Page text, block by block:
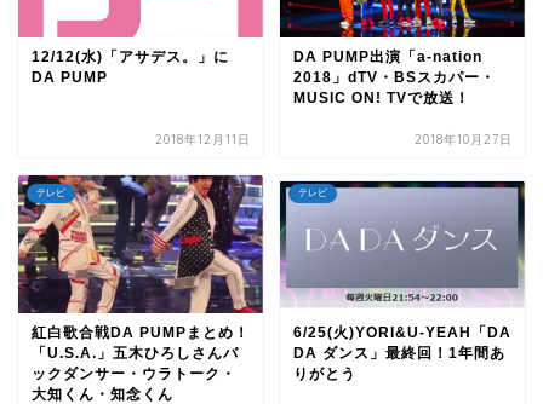
12/12(水)「アサデス。」に
DA PUMP
2018年12月11日
DA PUMP出演「a-nation
2018」dTV・BSスカパー・
MUSIC ON! TVで放送！
2018年10月27日
テレビ
紅白歌合戦DA PUMPまとめ！
「U.S.A.」五木ひろしさんバ
ックダンサー・ウラトーク・
大知くん・知念くん
テレビ
6/25(火)YORI&U-YEAH「DA
DA ダンス」最終回！1年間あ
りがとう